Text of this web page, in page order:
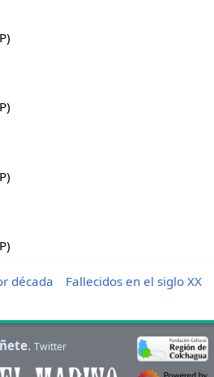
década
Fallecidos en el siglo XX
. Twitter